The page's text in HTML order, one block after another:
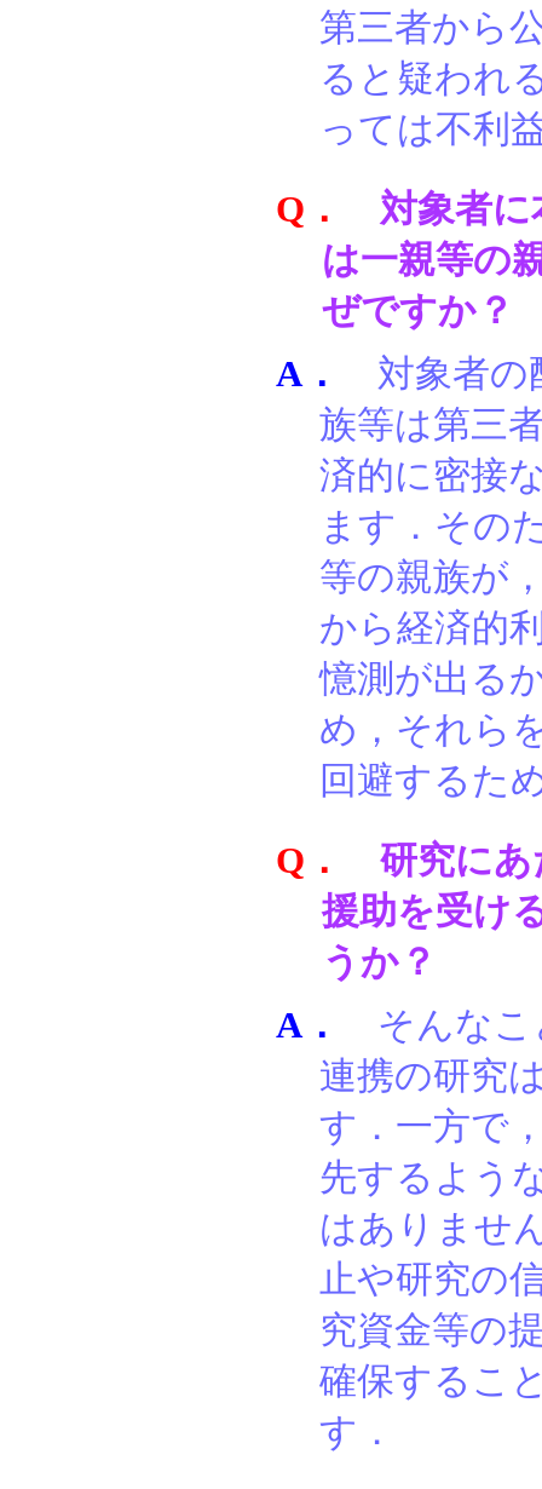
第三者から
ると疑われ
っては不利
Q． 対象者
は一親等の
ぜですか？
A． 対象者の
族等は第三
済的に密接
ます．その
等の親族が
から経済的
憶測が出る
め，それら
回避するた
Q． 研究に
援助を受け
うか？
A． そんな
連携の研究
す．一方で
先するよう
はありませ
止や研究の
究資金等の
確保するこ
す．